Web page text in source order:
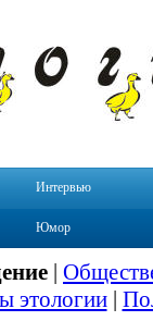
Интервью
Юмор
|
этологии|